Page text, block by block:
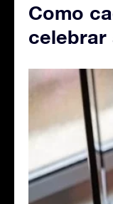
Como
celebrar